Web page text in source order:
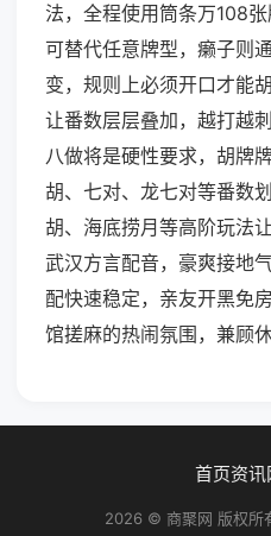
法，全程使用筒条万108
可替代任意牌型，癞子则
变，规则上必须开口才能
让番数层层叠加，越打越
八做将是硬性要求，胡牌
胡、七对、龙七对等番数
胡、海底捞月等高阶玩法
武汉方言配音，豪爽接地
配快速稳定，亲友开黑免
馆搓麻的热闹氛围，兼顾
首页资讯
2026 © 商聚网 版权所